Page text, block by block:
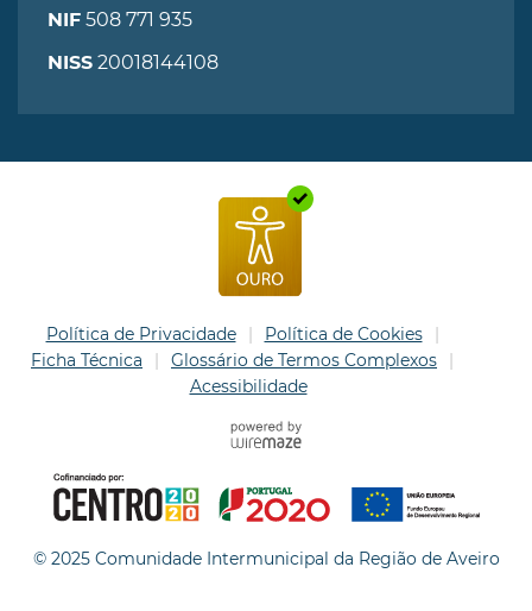
NIF 508 771 935
NISS 20018144108
Política de Privacidade
Política de Cookies
Ficha Técnica
Glossário de Termos Complexos
Acessibilidade
© 2025 Comunidade Intermunicipal da Região de Aveiro